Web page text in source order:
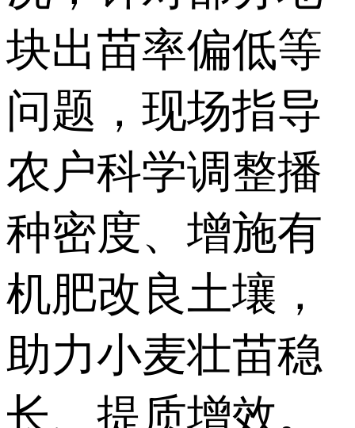
块出苗率偏低等
问题，现场指导
农户科学调整播
种密度、增施有
机肥改良土壤，
助力小麦壮苗稳
长、提质增效。